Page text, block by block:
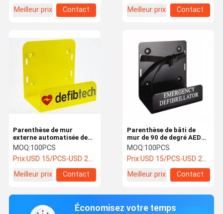
Meilleur prix
Contact
Meilleur prix
Contact
Parenthèse de mur
externe automatisée de
défibrillateur avec la
courroie réglable de
fixation
MOQ:100PCS
Prix:USD 15/PCS-USD 20/PCS
Meilleur prix
Contact
Parenthèse de bâti de
mur de 90 de degré AED
en métal
personnalisation
noire/vert disponible
MOQ:100PCS
Prix:USD 15/PCS-USD 20/PCS
Meilleur prix
Contact
Économisez votre temps